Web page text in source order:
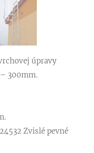
úpravy
300mm.
Zvislé pevné